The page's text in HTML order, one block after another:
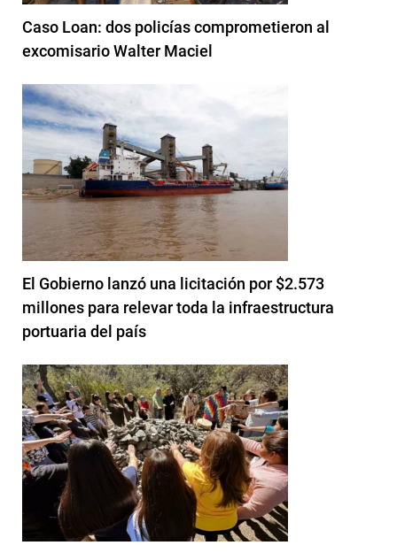
Caso Loan: dos policías comprometieron al
excomisario Walter Maciel
El Gobierno lanzó una licitación por $2.573
millones para relevar toda la infraestructura
portuaria del país